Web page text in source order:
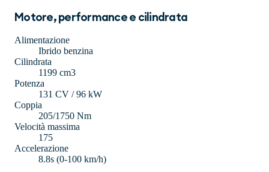
Motore, performance e cilindrata
Alimentazione
Ibrido benzina
Cilindrata
1199 cm3
Potenza
131 CV / 96 kW
Coppia
205/1750 Nm
Velocità massima
175
Accelerazione
8.8s (0-100 km/h)